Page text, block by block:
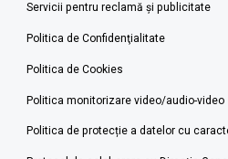
Servicii pentru reclamă și publicitate
Politica de Confidenţialitate
Politica de Cookies
Politica monitorizare video/audio-video
Politica de protecție a datelor cu